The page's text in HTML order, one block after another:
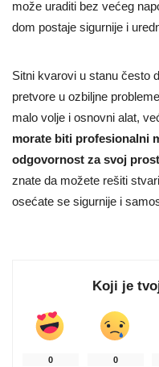
može uraditi bez većeg
dom postaje sigurnije i
Sitni kvarovi u stanu često
pretvore u ozbiljne
malo volje i osnovni alat,
morate biti profesionalni
odgovornost za svoj
znate da možete rešiti
osećate se sigurnije i
Koji je
0 0